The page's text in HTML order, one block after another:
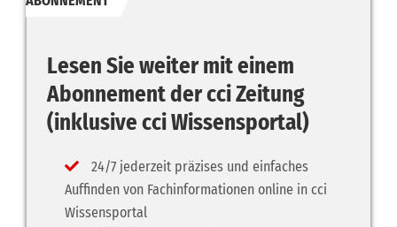
Lesen Sie weiter mit einem
Abonnement der cci Zeitung
(inklusive cci Wissensportal)
24/7 jederzeit präzises und einfaches
Auffinden von Fachinformationen online in cci
Wissensportal